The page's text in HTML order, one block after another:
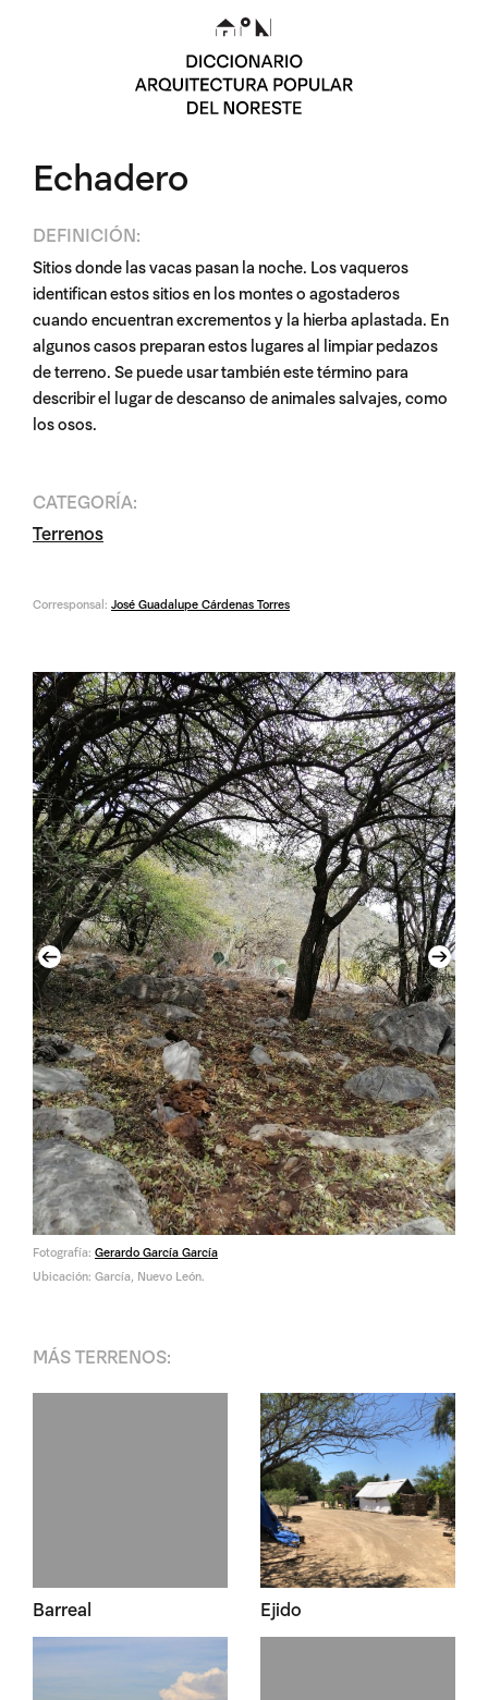
Echadero
DEFINICIÓN:
Sitios donde las vacas pasan la noche. Los vaqueros
identifican estos sitios en los montes o agostaderos
cuando encuentran excrementos y la hierba aplastada. En
algunos casos preparan estos lugares al limpiar pedazos
de terreno. Se puede usar también este término para
describir el lugar de descanso de animales salvajes, como
los osos.
CATEGORÍA:
Terrenos
Corresponsal: José Guadalupe Cárdenas Torres
Previous
Fotografía: Gerardo García García
Ubicación: García, Nuevo León.
Next
MÁSTERRENOS:
Barreal Ejido